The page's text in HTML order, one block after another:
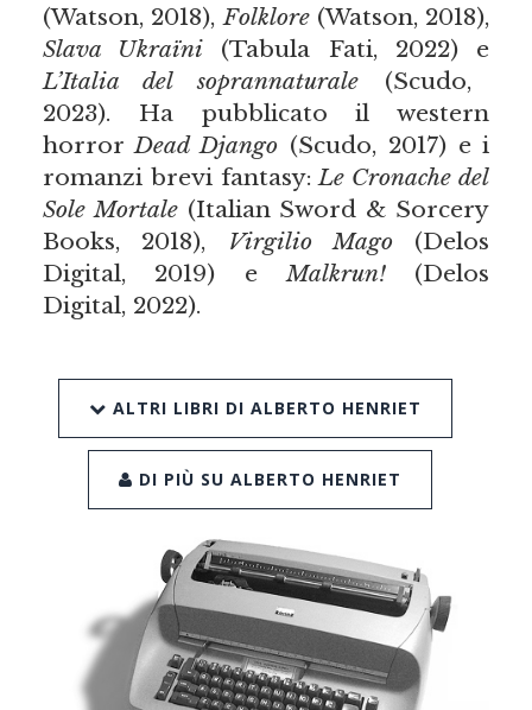
(Watson, 2018),Folklore(Watson, 2018),
Slava Ukraïni (Tabula Fati, 2022) e
L’Italia del soprannaturale (Scudo,
2023). Ha pubblicato il western
horror Dead Django (Scudo, 2017) e i
romanzi brevi fantasy: Le Cronache del
Sole Mortale(Italian Sword & Sorcery
Books, 2018),
Virgilio Mago(Delos
Digital, 2019) e Malkrun!(Delos
Digital, 2022).
ALTRI LIBRI DI ALBERTO HENRIET
DI PIÙ SU ALBERTO HENRIET